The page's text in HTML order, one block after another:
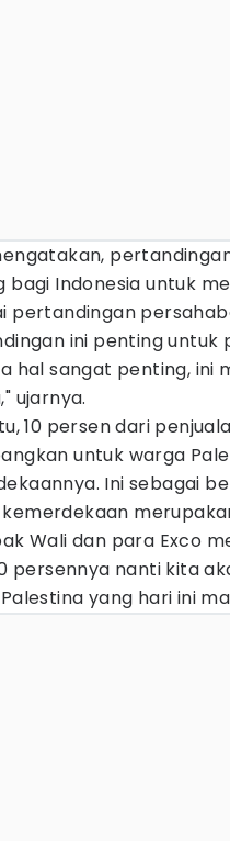
bagi Indonesia untuk
pertandingan
ini penting untuk
hal sangat penting, ini
ujarnya.
10 persen dari
untuk warga
Ini sebagai
Wali dan para Exco
persennya nanti kita
yang hari ini